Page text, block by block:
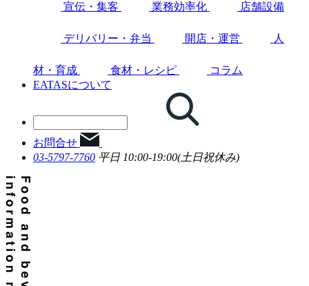
宣伝・集客 業務効率化 店舗設備
デリバリー・弁当 開店・運営 人
材・育成 食材・レシピ
コラム
EATASについて
お問合せ
03-5797-7760 平日 10:00-19:00(土日祝休み)